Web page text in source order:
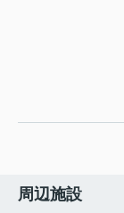
周辺施設